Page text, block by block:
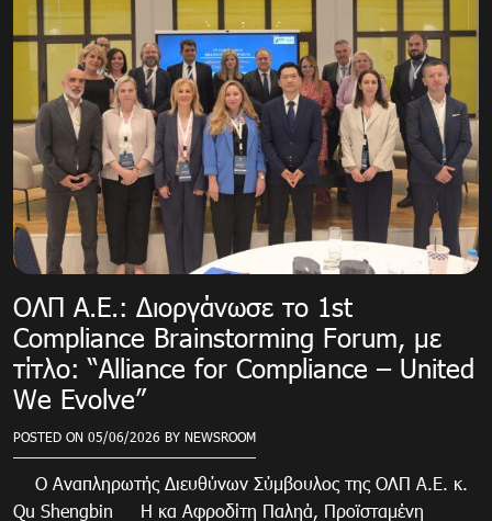
ΟΛΠ Α.Ε.: Διοργάνωσε το 1st
Compliance Brainstorming Forum, με
τίτλο: “Alliance for Compliance – United
We Evolve”
POSTED ON 05/06/2026 BY NEWSROOM
Ο Αναπληρωτής Διευθύνων Σύμβουλος της ΟΛΠ Α.Ε. κ.
Qu Shengbin Η κα Αφροδίτη Παληά, Προϊσταμένη